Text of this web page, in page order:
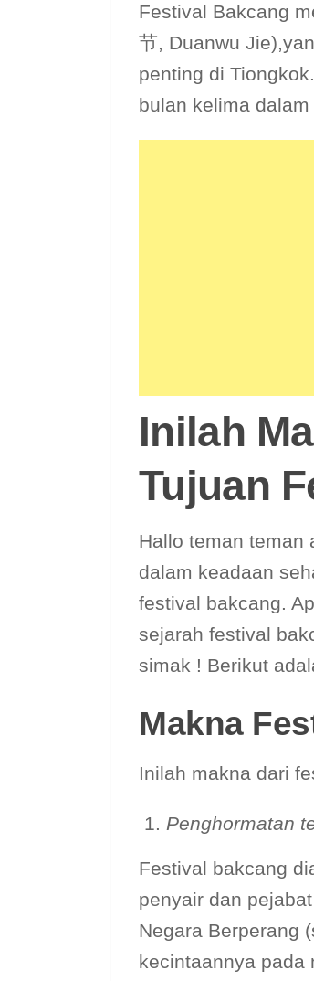
Festival Bakcang
节, Duanwu
penting di
bulan kelima
Inilah
Tujuan
Hallo teman teman
dalam keadaan
festival bakcang.
sejarah festival
simak ! Berikut
Makna
Inilah makna dari
Penghormatan
Festival bakcang
penyair dan
Negara Berperang
kecintaannya pada